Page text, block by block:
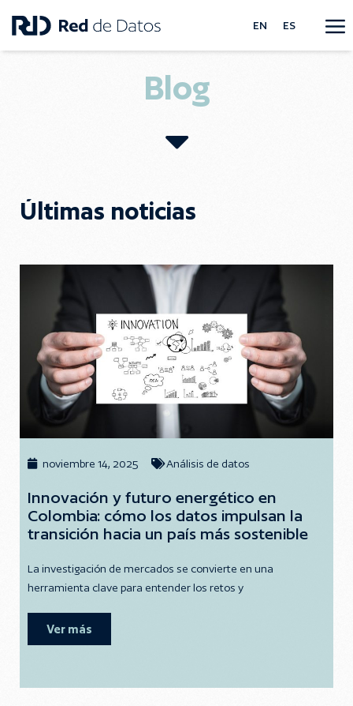
EN ES
Blog
Últimas noticias
noviembre 14, 2025 Análisis de datos
Innovación y futuro energético en
Colombia: cómo los datos impulsan la
transición hacia un país más sostenible
La investigación de mercados se convierte en una
herramienta clave para entender los retos y
Ver más